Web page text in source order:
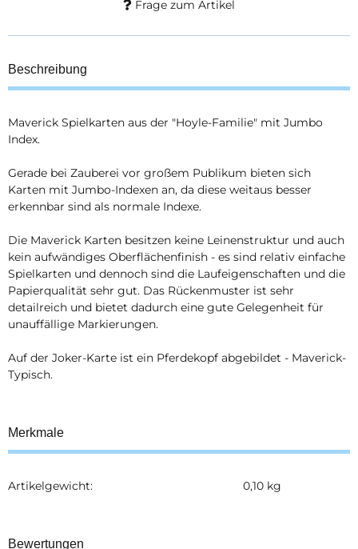
Frage zum Artikel
Beschreibung
Maverick Spielkarten aus der "Hoyle-Familie" mit Jumbo
Index.
Gerade bei Zauberei vor großem Publikum bieten sich
Karten mit Jumbo-Indexen an, da diese weitaus besser
erkennbar sind als normale Indexe.
Die Maverick Karten besitzen keine Leinenstruktur und auch
kein aufwändiges Oberflächenfinish - es sind relativ einfache
Spielkarten und dennoch sind die Laufeigenschaften und die
Papierqualität sehr gut. Das Rückenmuster ist sehr
detailreich und bietet dadurch eine gute Gelegenheit für
unauffällige Markierungen.
Auf der Joker-Karte ist ein Pferdekopf abgebildet - Maverick-
Typisch.
Merkmale
Produkteigenschaft
Wert
Artikelgewicht: 0,10 kg
Bewertungen